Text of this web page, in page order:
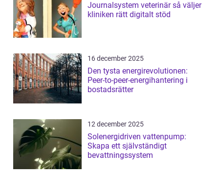
Journalsystem veterinär så väljer
kliniken rätt digitalt stöd
16 december 2025
Den tysta energirevolutionen:
Peer-to-peer-energihantering i
bostadsrätter
12 december 2025
Solenergidriven vattenpump:
Skapa ett självständigt
bevattningssystem